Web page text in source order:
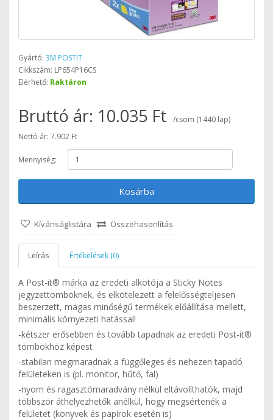
Gyártó: 3M POSTIT
Cikkszám: LP654P16CS
Elérhető: Raktáron
Bruttó ár: 10.035 Ft
/csom (1440 lap)
Nettó ár: 7.902 Ft
Mennyiség:
Kosárba
Kívánságlistára Összehasonlítás
Leírás Értékelések (0)
A Post-it® márka az eredeti alkotója a Sticky Notes
jegyzettömböknek, és elkötelezett a felelősségteljesen
beszerzett, magas minőségű termékek előállítása mellett,
minimális környezeti hatással!
-kétszer erősebben és tovább tapadnak az eredeti Post-it®
tömbökhöz képest
-stabilan megmaradnak a függőleges és nehezen tapadó
felületeken is (pl. monitor, hűtő, fal)
-nyom és ragasztómaradvány nélkül eltávolíthatók, majd
többször áthelyezhetők anélkül, hogy megsértenék a
felületet (könyvek és papírok esetén is)